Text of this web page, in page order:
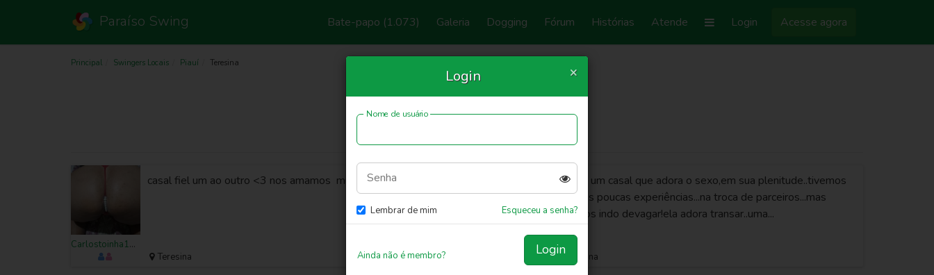
Paraíso Swing Bate-papo (1.073) Galeria Dogging Fórum Histórias Atende Login Acesse agora
Principal Swingers Locais Piauí Teresina
Swingers de Teresina
Carlostoinha1328
casal fiel um ao outro <3 nos amamos muito na cama ....
Teresina
Somos um casal que adora o sexo,em sua plenitude..tivemos
algumas poucas experiências...na troca de parceiros...mas
estamos indo devagar!ela adora transar..uma...
Teresina
×
Login
Nome de usuário
Senha
Lembrar de mim Esqueceu a senha?
Ainda não é membro? Login